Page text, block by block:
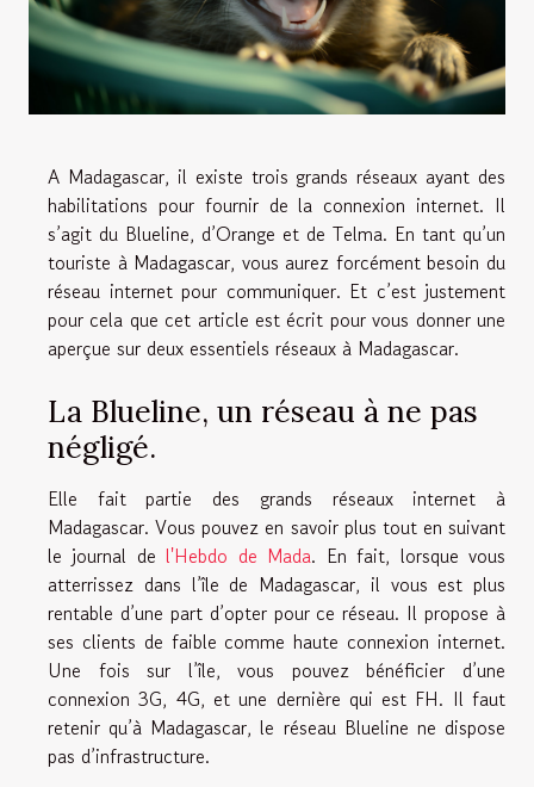
A Madagascar, il existe trois grands réseaux ayant des
habilitations pour fournir de la connexion internet. Il
s’agit du Blueline, d’Orange et de Telma. En tant qu’un
touriste à Madagascar, vous aurez forcément besoin du
réseau internet pour communiquer. Et c’est justement
pour cela que cet article est écrit pour vous donner une
aperçue sur deux essentiels réseaux à Madagascar.
La Blueline, un réseau à ne pas
négligé.
Elle fait partie des grands réseaux internet à
Madagascar. Vous pouvez en savoir plus tout en suivant
le journal de l'Hebdo de Mada. En fait, lorsque vous
atterrissez dans l’île de Madagascar, il vous est plus
rentable d’une part d’opter pour ce réseau. Il propose à
ses clients de faible comme haute connexion internet.
Une fois sur l’île, vous pouvez bénéficier d’une
connexion 3G, 4G, et une dernière qui est FH. Il faut
retenir qu’à Madagascar, le réseau Blueline ne dispose
pas d’infrastructure.